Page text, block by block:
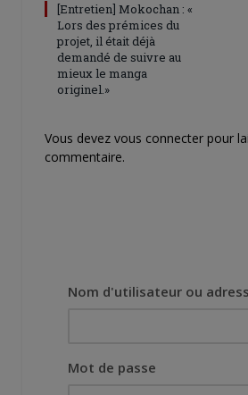
[Entretien] Mokochan : «
Lors des prémices du
projet, il était déjà
demandé de suivre au
mieux le manga
originel.»
Vous devez vous connecter pour
commentaire.
Nom d'utilisateur ou
Mot de passe